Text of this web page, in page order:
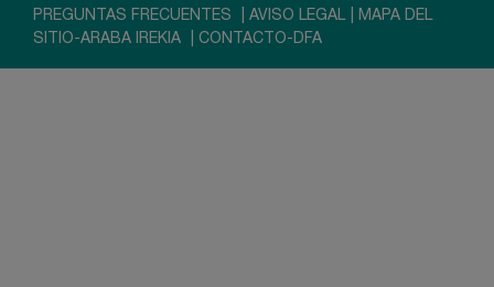
PREGUNTAS FRECUENTES AVISO LEGAL
MAPA DEL
SITIO-ARABA IREKIA
CONTACTO-DFA